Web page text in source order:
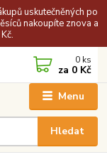
uskutečněných po
nakoupíte znova a
Menu
Hledat
0 ks
za 0 Kč